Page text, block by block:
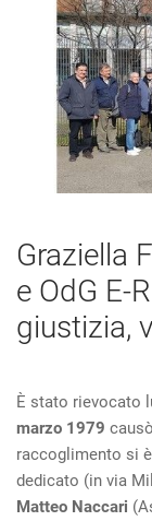
Graziella
e OdG E-
giustizia,
È stato rievocato
marzo 1979
raccoglimento si
dedicato (in via
Matteo Naccari